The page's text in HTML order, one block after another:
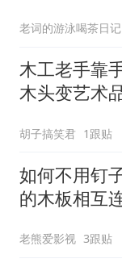
老词的游泳喝茶日记
木工老手靠
木头变艺术
胡子搞笑君 1跟贴
如何不用钉
的木板相互
老熊爱影视 3跟贴